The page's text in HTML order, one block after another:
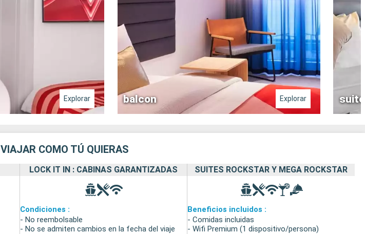
Explorar balcon Explorar suite
COMO TÚ QUIERAS
LOCK IT IN : CABINAS GARANTIZADAS
Condiciones :
- No reembolsable
- No se admiten cambios en la fecha del viaje
SUITES ROCKSTAR Y MEGA ROCKSTAR
Beneficios incluidos :
- Comidas incluidas
- Wifi Premium (1 dispositivo/persona)